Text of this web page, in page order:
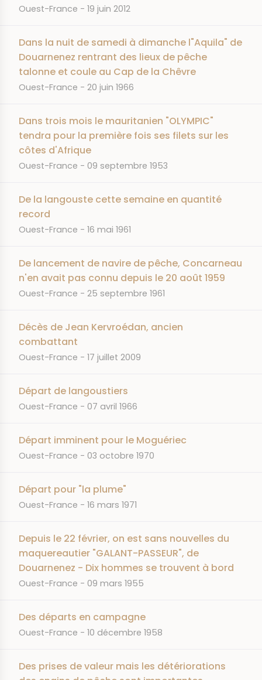
JOURNAL
Ouest-France DATE
19 juin 2012
Dans la nuit de samedi à dimanche l"Aquila" de
Douarnenez rentrant des lieux de pêche
talonne et coule au Cap de la Chêvre
JOURNAL
Ouest-France DATE
20 juin 1966
Dans trois mois le mauritanien "OLYMPIC"
tendra pour la première fois ses filets sur les
côtes d'Afrique
JOURNAL
Ouest-France DATE
09 septembre 1953
De la langouste cette semaine en quantité
record
JOURNAL
Ouest-France DATE
16 mai 1961
De lancement de navire de pêche, Concarneau
n'en avait pas connu depuis le 20 août 1959
JOURNAL
Ouest-France DATE
25 septembre 1961
Décès de Jean Kervroédan, ancien
combattant
JOURNAL
Ouest-France DATE
17 juillet 2009
Départ de langoustiers
JOURNAL
Ouest-France DATE
07 avril 1966
Départ imminent pour le Moguériec
JOURNAL
Ouest-France DATE
03 octobre 1970
Départ pour "la plume"
JOURNAL
Ouest-France DATE
16 mars 1971
Depuis le 22 février, on est sans nouvelles du
maquereautier "GALANT-PASSEUR", de
Douarnenez - Dix hommes se trouvent à bord
JOURNAL
Ouest-France DATE
09 mars 1955
Des départs en campagne
JOURNAL
Ouest-France DATE
10 décembre 1958
Des prises de valeur mais les détériorations